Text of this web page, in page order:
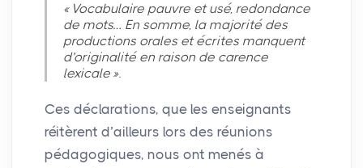
« Vocabulaire pauvre et usé, redondance
de mots… En somme, la majorité des
productions orales et écrites manquent
d’originalité en raison de carence
lexicale ».
Ces déclarations, que les enseignants
réitèrent d’ailleurs lors des réunions
pédagogiques, nous ont menés à